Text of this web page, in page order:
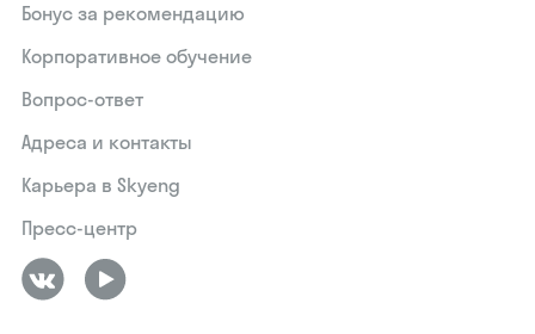
Бонус за рекомендацию
Корпоративное обучение
Вопрос-ответ
Адреса и контакты
Карьера в Skyeng
Пресс-центр